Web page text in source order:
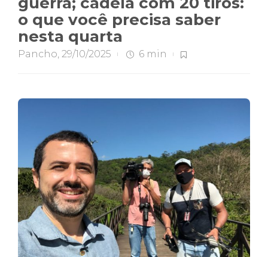
o que você precisa saber
nesta quarta
Pancho, 29/10/2025 6 min